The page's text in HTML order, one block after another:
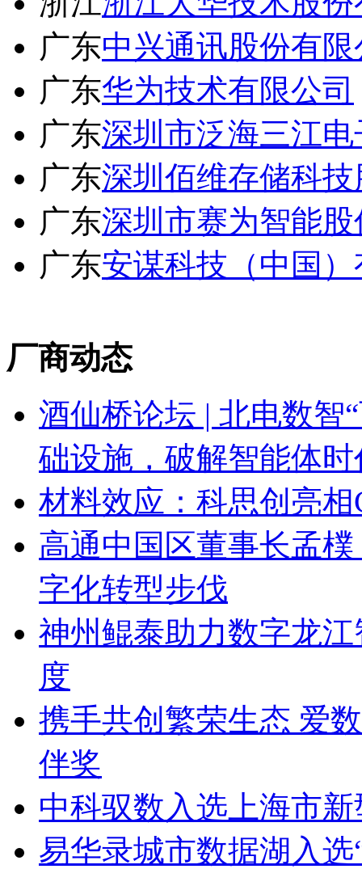
广东中兴通讯股份有限
广东华为技术有限公司
广东深圳市泛海三江
广东深圳佰维存储科
广东深圳市赛为智能
广东安谋科技（中国
厂商动态
酒仙桥论坛 | 北电数智
础设施，破解智能体
材料效应：科思创亮
高通中国区董事长孟
字化转型步伐
神州鲲泰助力数字龙
度
携手共创繁荣生态 爱
伴奖
中科驭数入选上海市
易华录城市数据湖入